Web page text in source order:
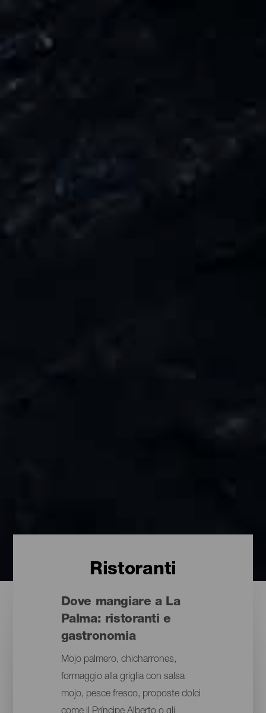
Ristoranti
Dove mangiare a La
Palma: ristoranti e
gastronomia
Mojo palmero, chicharrones,
formaggio alla griglia con salsa
mojo, pesce fresco, proposte dolci